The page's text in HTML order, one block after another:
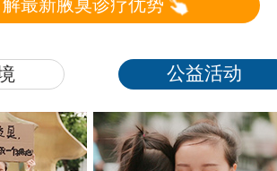
最新腋臭诊疗优势
公益活动